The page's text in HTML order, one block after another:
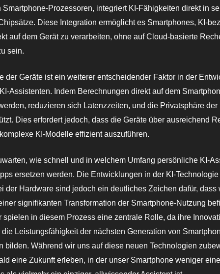
Smartphone-Prozessoren, integriert KI-Fähigkeiten direkt in
Diese Integration ermöglicht es Smartphones, KI-
auf dem Gerät zu verarbeiten, ohne auf Cloud-basierte
sein.
der Geräte ist ein weiterer entscheidender Faktor in der
Assistenten. Indem Berechnungen direkt auf dem
reduzieren sich Latenzzeiten, und die Privatsphäre der
Dies erfordert jedoch, dass die Geräte über ausreichend
KI-Modelle effizient auszuführen.
wie schnell und in welchem Umfang persönliche KI-
ersetzen werden. Die Entwicklungen in der KI-
der Hardware sind jedoch ein deutliches Zeichen dafür, dass
signifikanten Transformation der Smartphone-Nutzung
spielen in diesem Prozess eine zentrale Rolle, da ihre
Leistungsfähigkeit der nächsten Generation von
bilden. Während wir uns auf diese neuen Technologien
eine Zukunft erleben, in der unser Smartphone weniger